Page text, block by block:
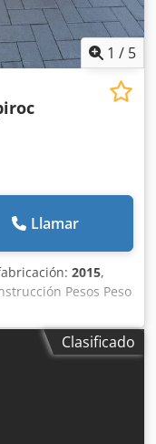
1 / 5
Llamar
2015,
Pesos Peso
de la zona
sí Mantenimiento,
Número de
Estado visual:
para las siguientes
Clasificado